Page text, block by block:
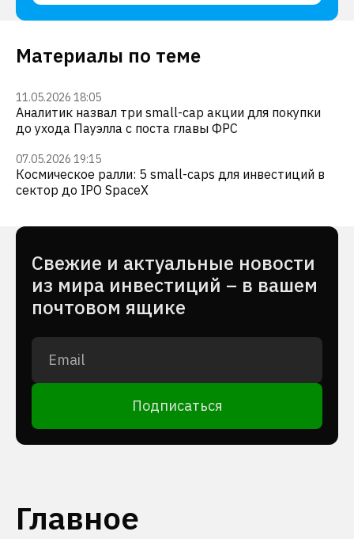
Материалы по теме
11.05.2026 18:05
Аналитик назвал три small-cap акции для покупки
до ухода Пауэлла с поста главы ФРС
07.05.2026 19:15
Космическое ралли: 5 small-caps для инвестиций в
сектор до IPO SpaceX
Cвежие и актуальные новости
из мира инвестиций – в вашем
почтовом ящике
Подписаться
Главное